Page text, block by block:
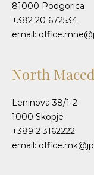
81000 Podgorica
+382 20 672534
email:
North
Leninova 38/1-2
1000 Skopje
+389 2 3162222
email: